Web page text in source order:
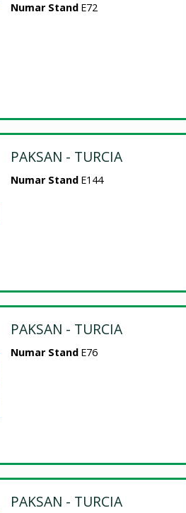
Numar Stand E72
PAKSAN - TURCIA
Numar Stand E144
PAKSAN - TURCIA
Numar Stand E76
PAKSAN - TURCIA